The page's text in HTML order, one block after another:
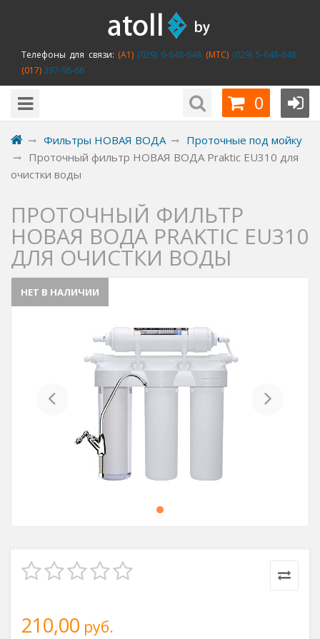
Телефоны для связи: (A1)(029) 6-648-648 (MTC)(029) 5-648-648
(017)397-98-66
0
Фильтры НОВАЯ ВОДА
Проточные под мойку
Проточный фильтр НОВАЯ ВОДА Praktic EU310 для
очистки воды
ПРОТОЧНЫЙ ФИЛЬТР
НОВАЯ ВОДА PRAKTIC EU310
ДЛЯ ОЧИСТКИ ВОДЫ
НЕТ В НАЛИЧИИ
Previous
210,00 руб.